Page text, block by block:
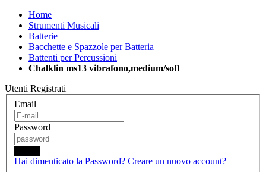
Home
Strumenti Musicali
Batterie
Bacchette e Spazzole per Batteria
Battenti per Percussioni
Chalklin ms13 vibrafono,medium/soft
Utenti Registrati
Email
Password
Hai dimenticato la Password? Creare un nuovo account?